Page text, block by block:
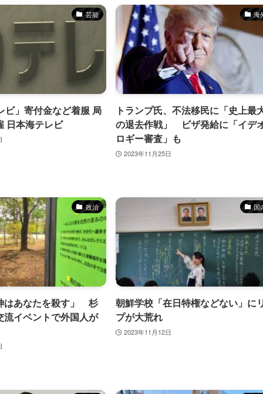
u
t
e
芸能
ビ」寄付金など着服 局
日本海テレビ
海
トランプ氏、不法移民に「史上最
の退去作戦」 ビザ発給に「イデ
ロギー審査」も
2023年11月25日
政治
はあなたを殺す」 杉
流イベントで外国人が
国
朝鮮学校「在日特権などない」に
プが大荒れ
2023年11月12日
んまりとお小遣い稼ぎ！おす
日
【2025 新語・流行語大賞】年間
働いて働いて働いてまいります」
コンニュース/動画］25/12
2025年12月1日